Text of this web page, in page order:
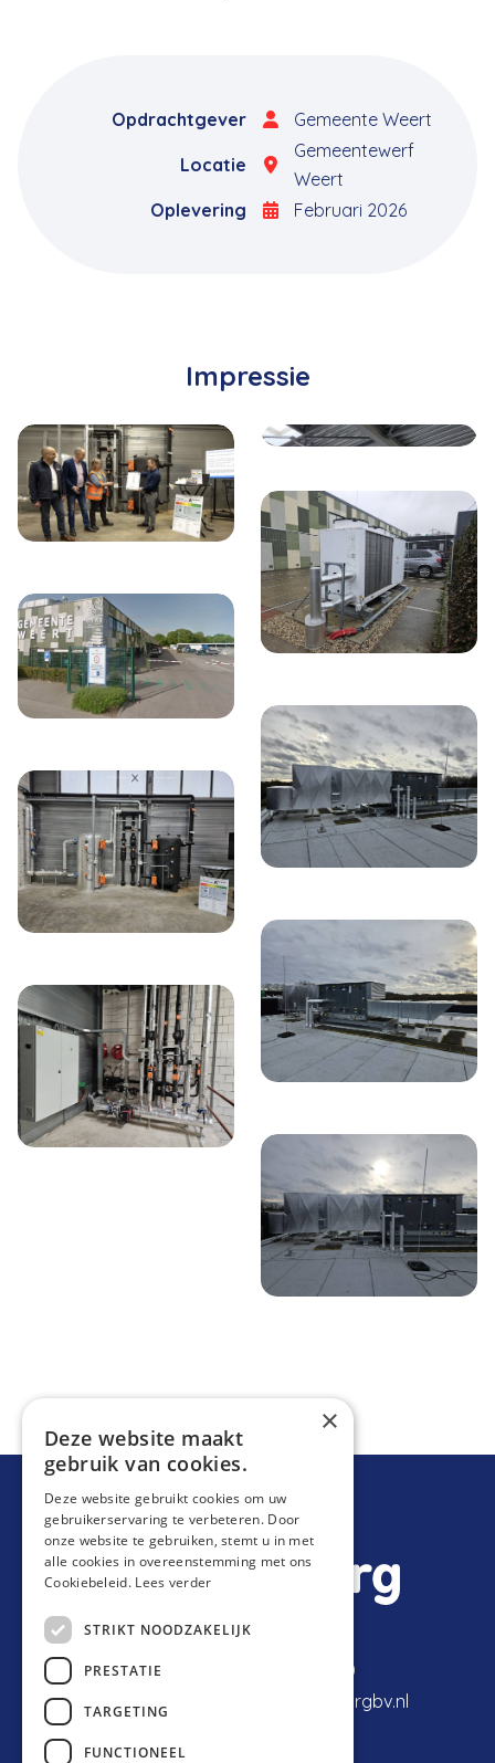
Opdrachtgever Gemeente Weert
Locatie
Gemeentewerf
Weert
Oplevering
Februari 2026
Impressie
Expeditiestraat 2
077-398 80 40
info@vantilburgbv.nl
×
Deze website maakt
gebruik van cookies.
Deze website gebruikt cookies om uw
gebruikerservaring te verbeteren. Door
onze website te gebruiken, stemt u in met
alle cookies in overeenstemming met ons
Cookiebeleid. Lees verder
STRIKT NOODZAKELIJK
PRESTATIE
TARGETING
FUNCTIONEEL